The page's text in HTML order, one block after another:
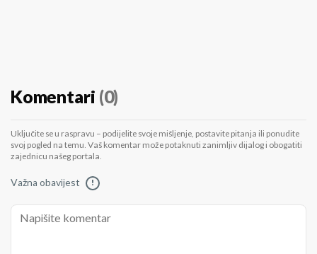
Komentari (0)
Uključite se u raspravu – podijelite svoje mišljenje, postavite pitanja ili ponudite
svoj pogled na temu. Vaš komentar može potaknuti zanimljiv dijalog i obogatiti
zajednicu našeg portala.
Važna obavijest !